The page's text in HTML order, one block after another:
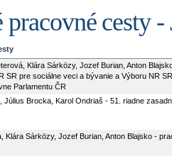
pracovné cesty
Klára Sárközy, Jozef Burian, Anton
SR pre sociálne veci a bývanie a Výboru NR
Parlamentu ČR
Július Brocka, Karol Ondriaš - 51. riadne
Klára Sárközy, Jozef Burian, Anton Blajsko -